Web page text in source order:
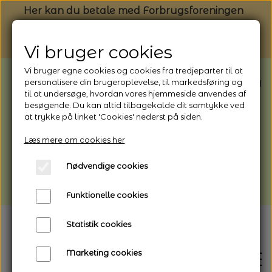
Her kan du betale med Forbrugsforeningen
BEMÆRK: Butikken har ferielukket* fra
1/8 - 9/8 - 2026
*Webshoppen er åben og sender hele
afhentning
Vi gør opmærksom på, at der kan være lidt
længere leveringstid
Vi bruger cookies
Vi bruger egne cookies og cookies fra tredjeparter til at
personalisere din brugeroplevelse, til markedsføring og
til at undersøge, hvordan vores hjemmeside anvendes af
besøgende. Du kan altid tilbagekalde dit samtykke ved
at trykke på linket 'Cookies' nederst på siden.
Læs mere om cookies her
Nødvendige cookies
Funktionelle cookies
Statistik cookies
Marketing cookies